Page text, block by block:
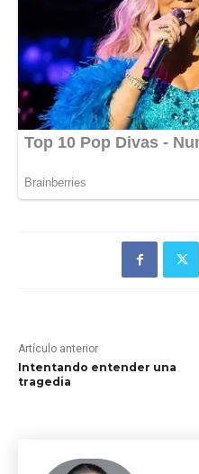
Artículo anterior
Intentando entender una
tragedia